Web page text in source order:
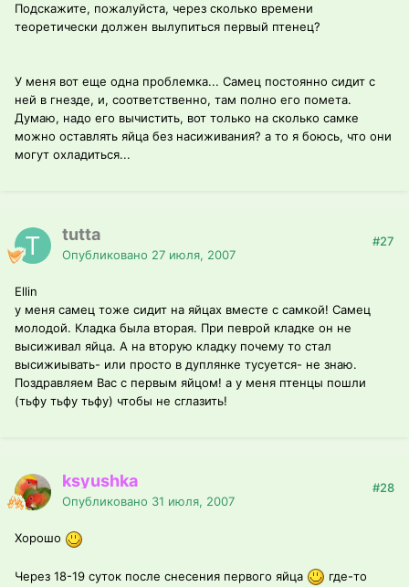
Подскажите, пожалуйста, через сколько времени
теоретически должен вылупиться первый птенец?
У меня вот еще одна проблемка... Самец постоянно сидит с
ней в гнезде, и, соответственно, там полно его помета.
Думаю, надо его вычистить, вот только на сколько самке
можно оставлять яйца без насиживания? а то я боюсь, что они
могут охладиться...
tutta
Опубликовано 27 июля, 2007
#27
Ellin
у меня самец тоже сидит на яйцах вместе с самкой! Самец
молодой. Кладка была вторая. При певрой кладке он не
высиживал яйца. А на вторую кладку почему то стал
высижиывать- или просто в дуплянке тусуется- не знаю.
Поздравляем Вас с первым яйцом! а у меня птенцы пошли
(тьфу тьфу тьфу) чтобы не сглазить!
ksyushka
Опубликовано 31 июля, 2007
#28
Хорошо
Через 18-19 суток после снесения первого яйца
где-то